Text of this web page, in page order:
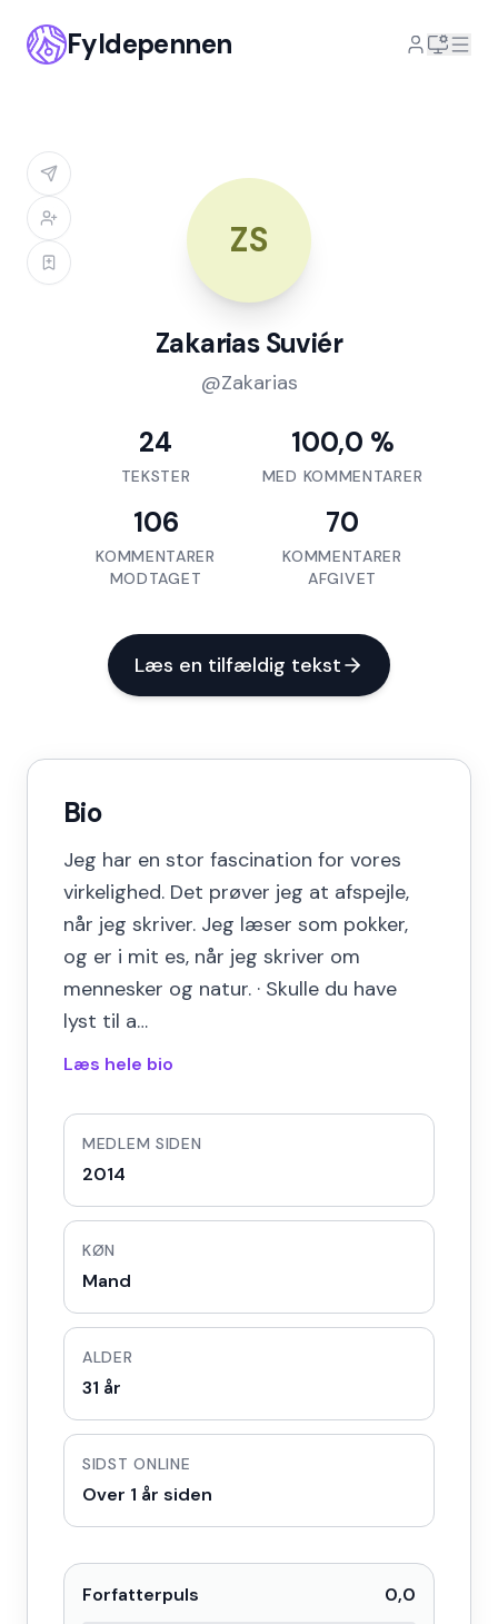
Fyldepennen
ZS
Zakarias Suviér
@Zakarias
24
TEKSTER
100,0 %
MED KOMMENTARER
106
KOMMENTARER
MODTAGET
70
KOMMENTARER
AFGIVET
Læs en tilfældig tekst
Bio
Jeg har en stor fascination for vores
virkelighed. Det prøver jeg at afspejle,
når jeg skriver. Jeg læser som pokker,
og er i mit es, når jeg skriver om
mennesker og natur. · Skulle du have
lyst til a…
Læs hele bio
MEDLEM SIDEN
2014
KØN
Mand
ALDER
31 år
SIDST ONLINE
Over 1 år siden
Forfatterpuls 0,0